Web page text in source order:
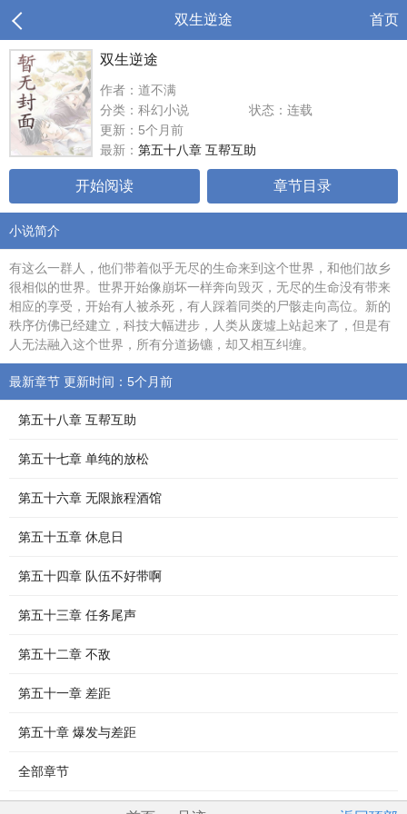
双生逆途 首页
双生逆途
作者：道不满
分类：科幻小说
状态：连载
更新：5个月前
最新： 第五十八章 互帮互助
开始阅读 章节目录
小说简介
有这么一群人，他们带着似乎无尽的生命来到这个世界，和他们故乡
很相似的世界。世界开始像崩坏一样奔向毁灭，无尽的生命没有带来
相应的享受，开始有人被杀死，有人踩着同类的尸骸走向高位。新的
秩序仿佛已经建立，科技大幅进步，人类从废墟上站起来了，但是有
人无法融入这个世界，所有分道扬镳，却又相互纠缠。
最新章节 更新时间：5个月前
第五十八章 互帮互助
第五十七章 单纯的放松
第五十六章 无限旅程酒馆
第五十五章 休息日
第五十四章 队伍不好带啊
第五十三章 任务尾声
第五十二章 不敌
第五十一章 差距
第五十章 爆发与差距
全部章节